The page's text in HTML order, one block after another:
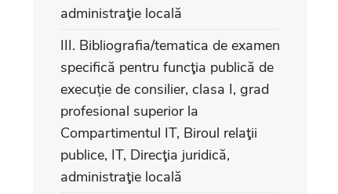
administraţie locală
III. Bibliografia/tematica de examen
specifică pentru funcţia publică de
execuție de consilier, clasa I, grad
profesional superior la
Compartimentul IT, Biroul relaţii
publice, IT, Direcţia juridică,
administraţie locală